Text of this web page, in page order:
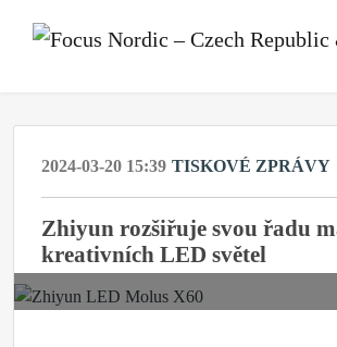
2024-03-20 15:39 TISKOVÉ ZPRÁVY
Zhiyun rozšiřuje svou řadu
kreativních LED světel